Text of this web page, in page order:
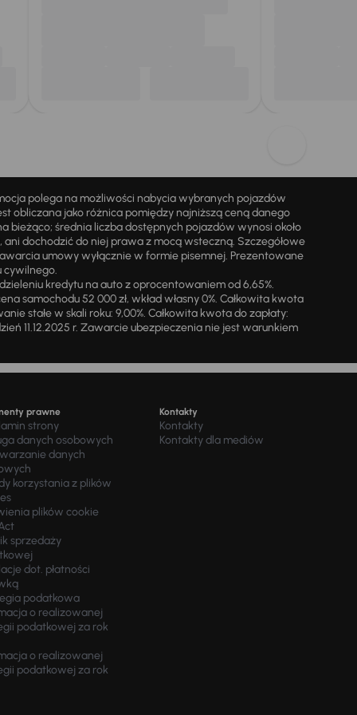
polega na możliwości nabycia wybranych pojazdów
obliczana jako różnica pomiędzy najniższą ceną danego
bieżąco; średnia liczba dostępnych pojazdów wynosi około
dochodzić do niej prawa z mocą wsteczną. Szczegółowe
umowy wyłącznie w formie pisemnej. Prezentowane
cywilnego.
kredytu na auto z oprocentowaniem od 6,65%.
samochodu 52 000 zł, wkład własny 0%. Całkowita kwota
stałe w skali roku: 9,00%. Całkowita kwota do zapłaty:
11.12.2025 r. Zawarcie ubezpieczenia nie jest warunkiem
prawne
strony
danych osobowych
danych
korzystania z plików
plików cookie
sprzedaży
dot. płatności
podatkowa
o realizowanej
podatkowej za rok
o realizowanej
podatkowej za rok
Kontakty
Kontakty
Kontakty dla mediów